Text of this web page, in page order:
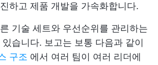
하고 제품 개발을 가속화합니다.
기술 세트와 우선순위를 관리하는
습니다. 보고는 보통 다음과 같이
구조 에서 여러 팀이 여러 리더에